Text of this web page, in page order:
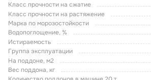
Класс прочности на сжатие
Класс прочности на растяжение
Марка по морозостойкости
Водопоглощение, %
Истираемость
Группа эксплуатации
На поддоне, м2
Вес поддона, кг